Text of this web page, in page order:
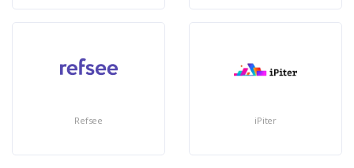
Refsee iPiter